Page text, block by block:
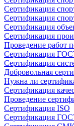
Сертификация
Сертификация
Сертификация
Сертификация
Проведение работ
Сертификация
Сертификация
Добровольная
Нужна ли
Сертификация
Проведение
Сертификация ISO
Сертификация